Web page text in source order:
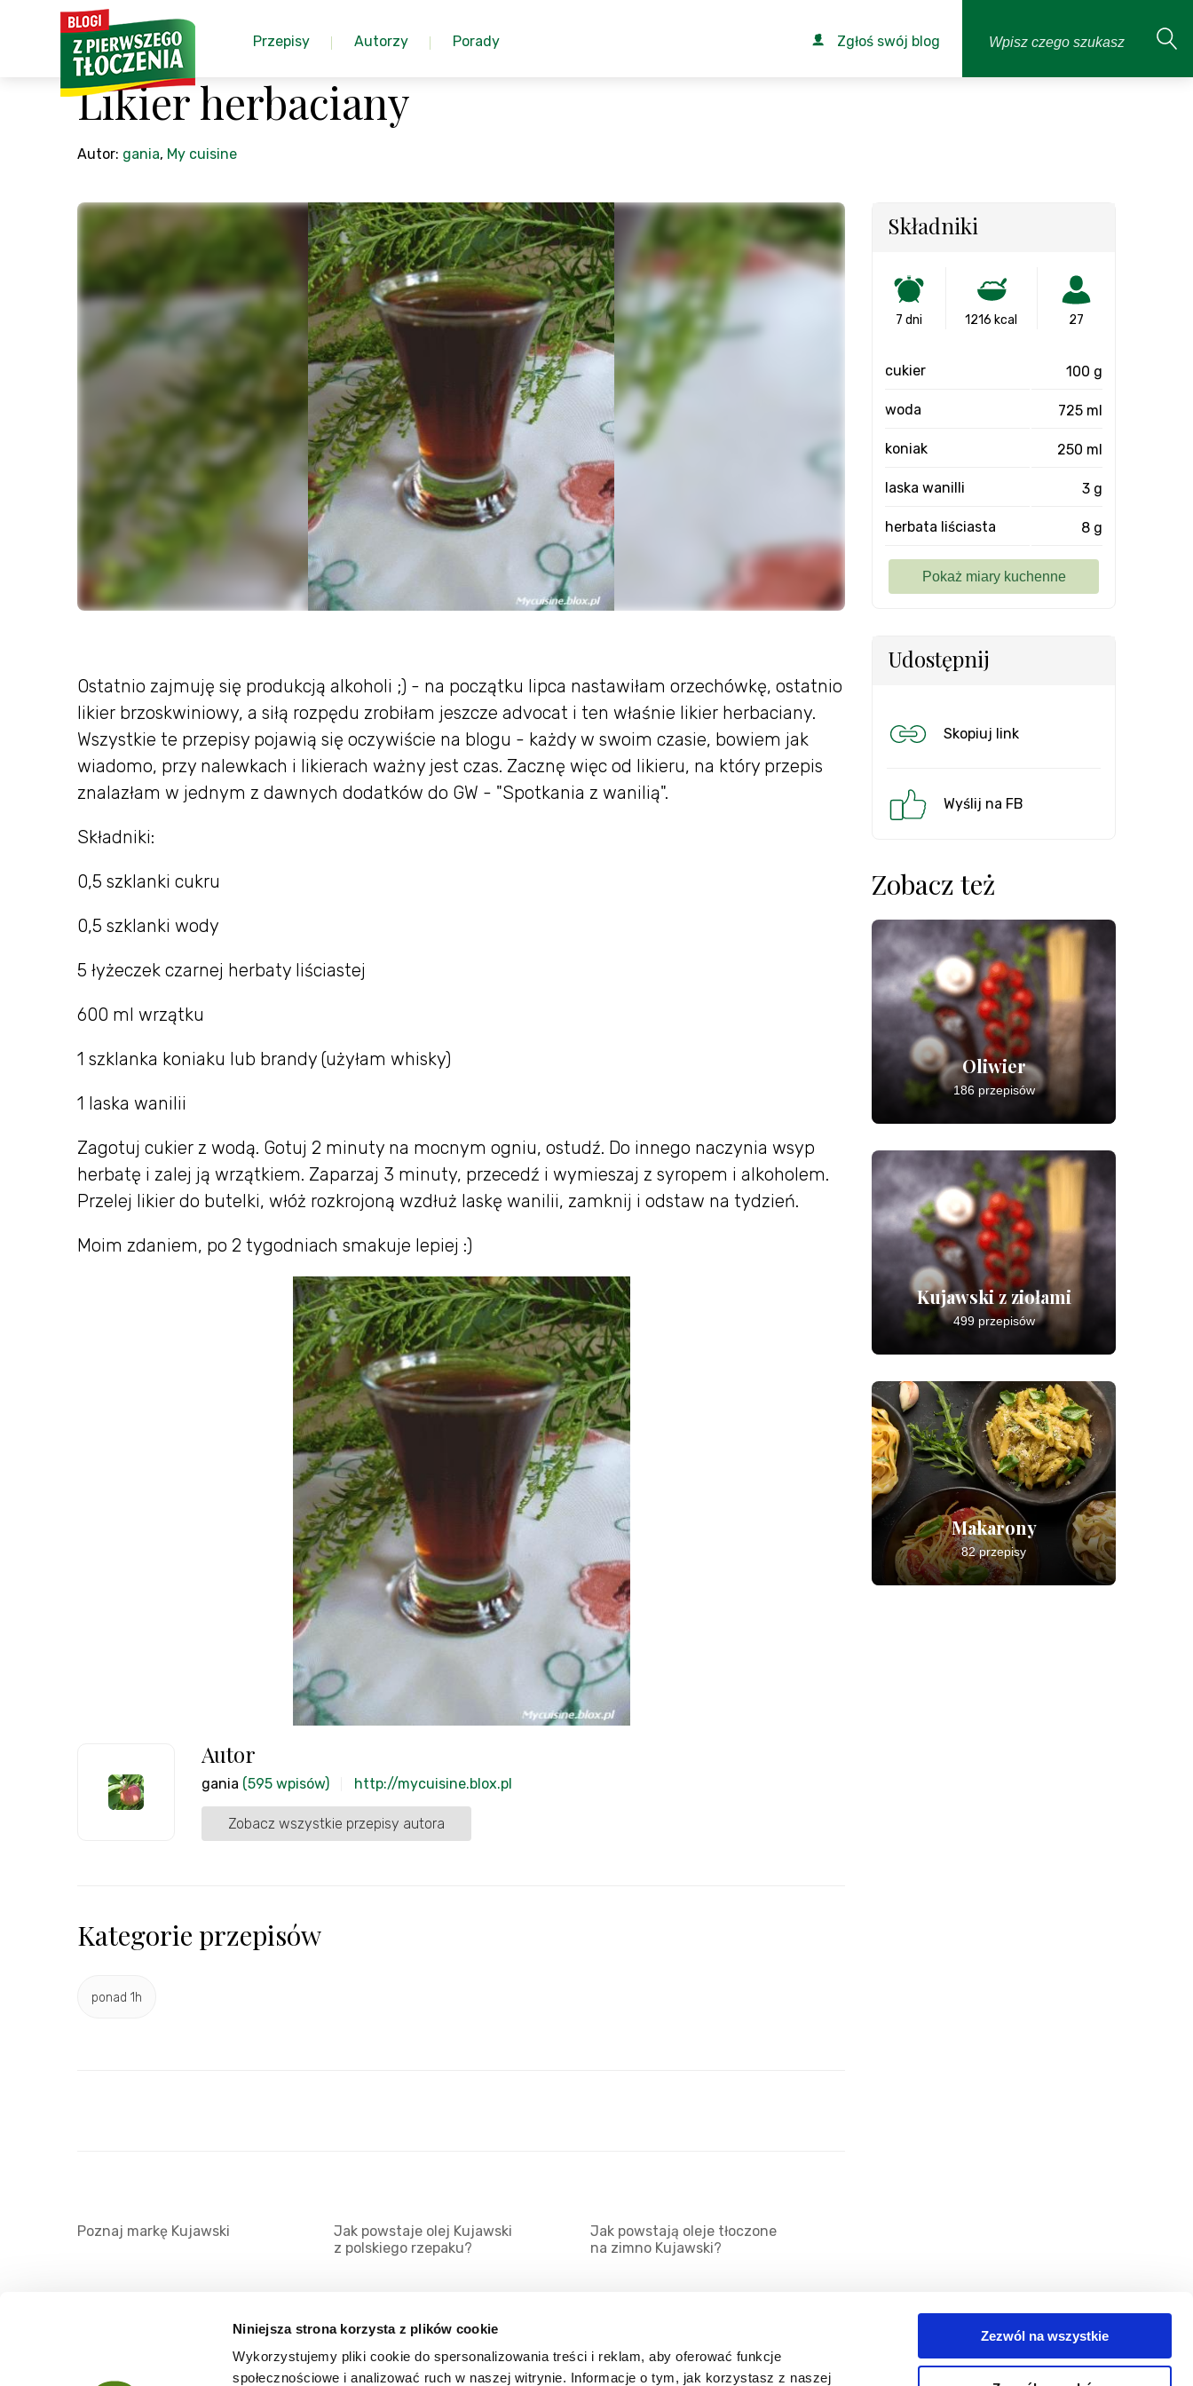
Niniejsza strona korzysta z plików cookie
Wykorzystujemy pliki cookie do spersonalizowania treści i reklam, aby oferować funkcje
społecznościowe i analizować ruch w naszej witrynie. Informacje o tym, jak korzystasz z naszej
Zezwól na wszystkie
Przepisy Autorzy Porady Zgłoś swój blog
Likier herbaciany
Autor: gania, My cuisine
Ostatnio zajmuję się produkcją alkoholi ;) - na początku lipca nastawiłam orzechówkę, ostatnio
likier brzoskwiniowy, a siłą rozpędu zrobiłam jeszcze advocat i ten właśnie likier herbaciany.
Wszystkie te przepisy pojawią się oczywiście na blogu - każdy w swoim czasie, bowiem jak
wiadomo, przy nalewkach i likierach ważny jest czas. Zacznę więc od likieru, na który przepis
znalazłam w jednym z dawnych dodatków do GW - "Spotkania z wanilią".
Składniki:
0,5 szklanki cukru
0,5 szklanki wody
5 łyżeczek czarnej herbaty liściastej
600 ml wrzątku
1 szklanka koniaku lub brandy (użyłam whisky)
1 laska wanilii
Zagotuj cukier z wodą. Gotuj 2 minuty na mocnym ogniu, ostudź. Do innego naczynia wsyp
herbatę i zalej ją wrzątkiem. Zaparzaj 3 minuty, przecedź i wymieszaj z syropem i alkoholem.
Przelej likier do butelki, włóż rozkrojoną wzdłuż laskę wanilii, zamknij i odstaw na tydzień.
Moim zdaniem, po 2 tygodniach smakuje lepiej :)
Autor
gania (595 wpisów) http://mycuisine.blox.pl
Zobacz wszystkie przepisy autora
Kategorie przepisów
ponad 1h
Składniki
7 dni 1216 kcal 27
cukier 100 g
woda 725 ml
koniak 250 ml
laska wanilli 3 g
herbata liściasta 8 g
Udostępnij
Skopiuj link
Wyślij na FB
Zobacz też
Oliwier
186 przepisów
Kujawski z ziołami
499 przepisów
Makarony
82 przepisy
Poznaj markę Kujawski
Jak powstaje olej Kujawski
z polskiego rzepaku?
Jak powstają oleje tłoczone
na zimno Kujawski?
Mapa serwisu Kategorie